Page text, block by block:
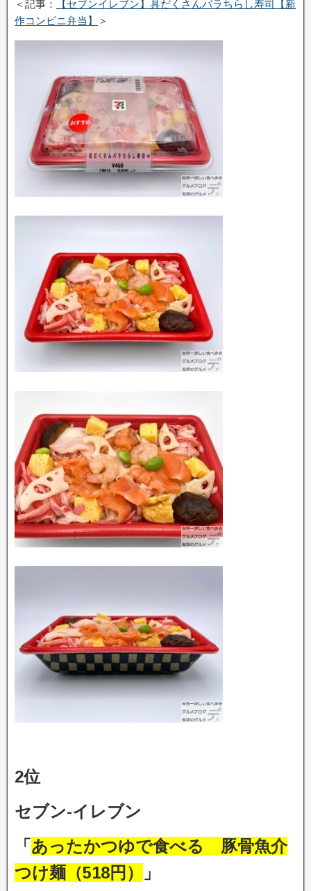
＜記事：
【セブンイレブン】具だくさんバラちらし寿司【新
作コンビニ弁当】
＞
2位
セブン-イレブン
「 あったかつゆで食べる 豚骨魚介
つけ麺（518円）
」